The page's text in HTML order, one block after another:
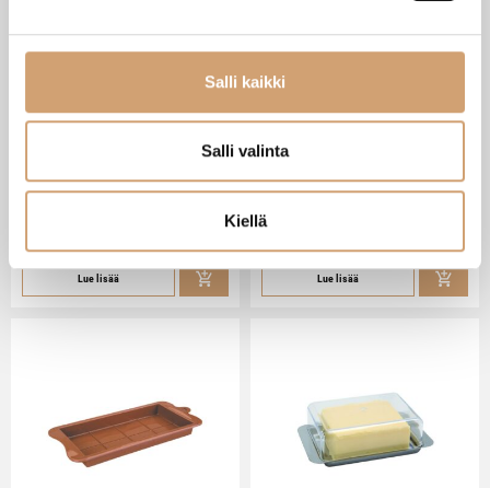
Salli kaikki
Salli valinta
Kiellä
Heti saatavilla verkkokaupasta
Lue lisää
Ibili Sushisetti
Heti saatavilla verkkokaupasta
Lue lisää